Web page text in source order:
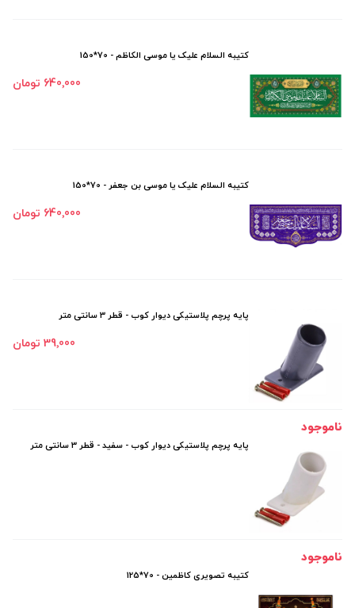
کتیبه السلام علیک یا موسی الکاظم - 70*150
640٬000 تومان
کتیبه السلام علیک یا موسی بن جعفر - 70*150
640٬000 تومان
پایه پرچم پلاستیکی دیوار کوب - قطر 3 سانتی متر
39٬000 تومان
ناموجود
پایه پرچم پلاستیکی دیوار کوب - سفید - قطر 3 سانتی متر
ناموجود
کتیبه تصویری کاظمین - 70*125